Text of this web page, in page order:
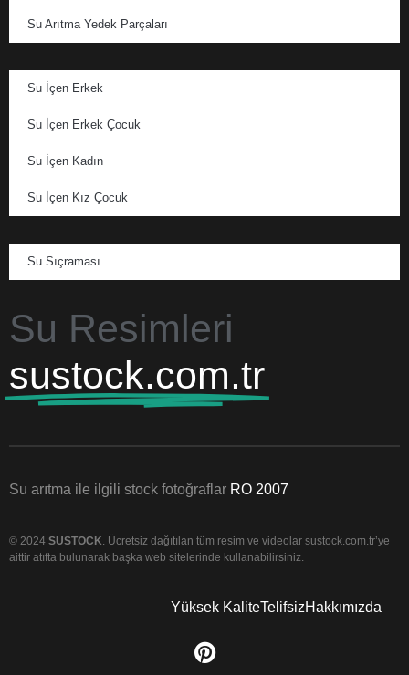
Su Arıtma Yedek Parçaları
Su İçen Erkek
Su İçen Erkek Çocuk
Su İçen Kadın
Su İçen Kız Çocuk
Su Sıçraması
Su Resimleri
sustock.com.tr
Su arıtma ile ilgili stock fotoğraflar RO 2007
© 2024 SUSTOCK . Ücretsiz dağıtılan tüm resim ve videolar sustock.com.tr’ye
aittir atıfta bulunarak başka web sitelerinde kullanabilirsiniz.
Yüksek KaliteTelifsizHakkımızda